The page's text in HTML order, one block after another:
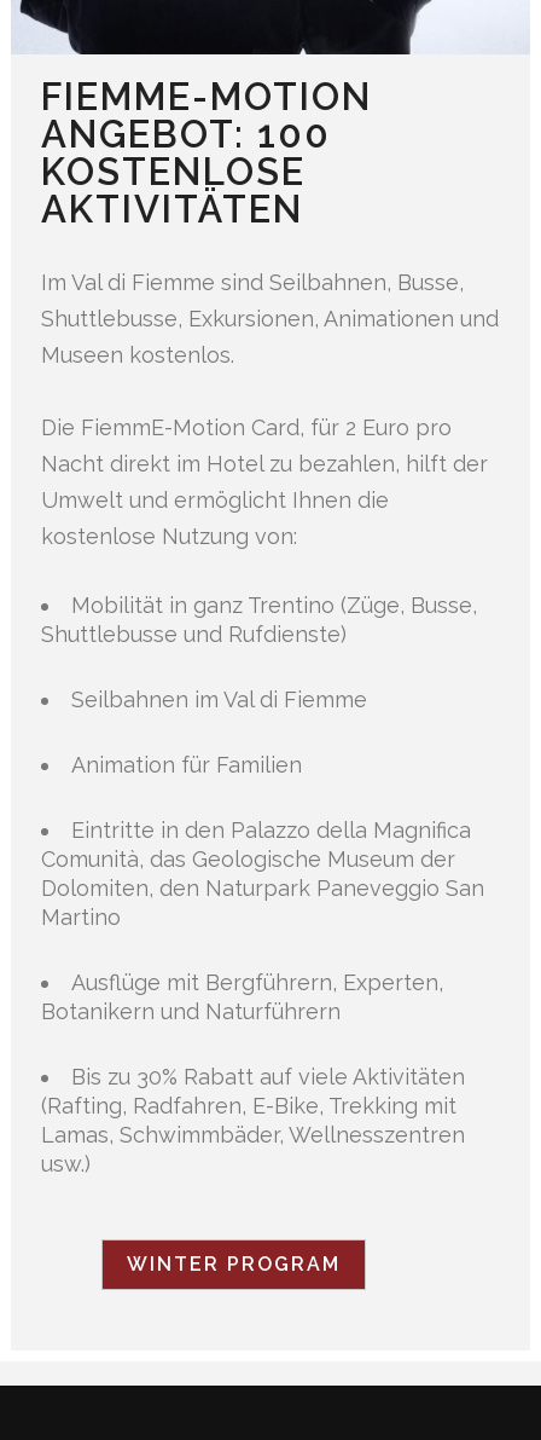
FIEMME-MOTION
ANGEBOT: 100
KOSTENLOSE
AKTIVITÄTEN
Im Val di Fiemme sind Seilbahnen, Busse,
Shuttlebusse, Exkursionen, Animationen und
Museen kostenlos.
Die FiemmE-Motion Card, für 2 Euro pro
Nacht direkt im Hotel zu bezahlen, hilft der
Umwelt und ermöglicht Ihnen die
kostenlose Nutzung von:
Mobilität in ganz Trentino (Züge, Busse,
Shuttlebusse und Rufdienste)
Seilbahnen im Val di Fiemme
Animation für Familien
Eintritte in den Palazzo della Magnifica
Comunità, das Geologische Museum der
Dolomiten, den Naturpark Paneveggio San
Martino
Ausflüge mit Bergführern, Experten,
Botanikern und Naturführern
Bis zu 30% Rabatt auf viele Aktivitäten
(Rafting, Radfahren, E-Bike, Trekking mit
Lamas, Schwimmbäder, Wellnesszentren
usw.)
WINTER PROGRAM